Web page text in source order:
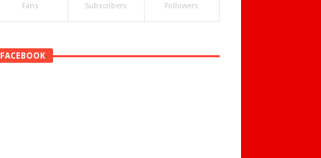
Fans Subscribers Followers
FACEBOOK